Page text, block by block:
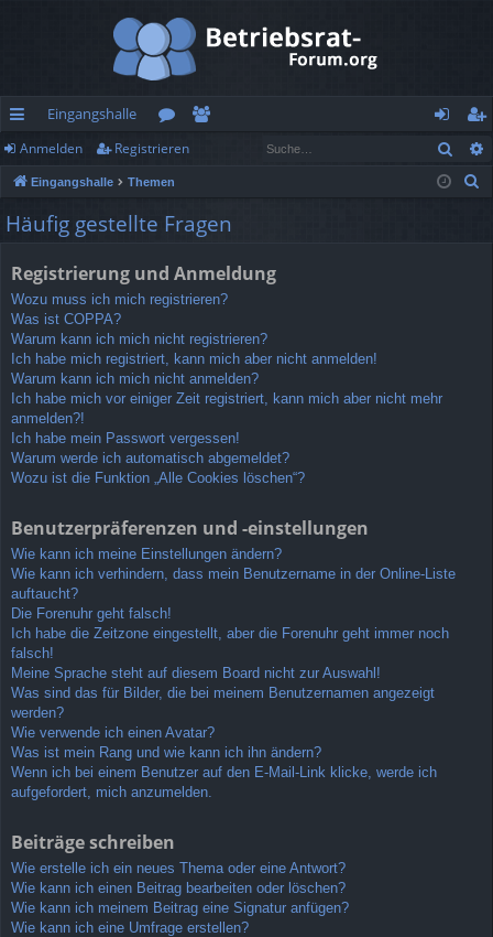
ch
ne
llz
rif
f
Eingangshalle
or
en
de
n
m
eg
ist
Anmelden Registrieren
Eingangshalle Themen
Häufig gestellte Fragen
Registrierung und Anmeldung
Wozu muss ich mich registrieren?
Was ist COPPA?
Warum kann ich mich nicht registrieren?
Ich habe mich registriert, kann mich aber nicht anmelden!
Warum kann ich mich nicht anmelden?
Ich habe mich vor einiger Zeit registriert, kann mich aber nicht mehr
anmelden?!
Ich habe mein Passwort vergessen!
Warum werde ich automatisch abgemeldet?
Wozu ist die Funktion „Alle Cookies löschen“?
Benutzerpräferenzen und -einstellungen
Wie kann ich meine Einstellungen ändern?
Wie kann ich verhindern, dass mein Benutzername in der Online-Liste
auftaucht?
Die Forenuhr geht falsch!
Ich habe die Zeitzone eingestellt, aber die Forenuhr geht immer noch
falsch!
Meine Sprache steht auf diesem Board nicht zur Auswahl!
Was sind das für Bilder, die bei meinem Benutzernamen angezeigt
werden?
Wie verwende ich einen Avatar?
Was ist mein Rang und wie kann ich ihn ändern?
Wenn ich bei einem Benutzer auf den E-Mail-Link klicke, werde ich
aufgefordert, mich anzumelden.
Beiträge schreiben
Wie erstelle ich ein neues Thema oder eine Antwort?
Wie kann ich einen Beitrag bearbeiten oder löschen?
Wie kann ich meinem Beitrag eine Signatur anfügen?
Wie kann ich eine Umfrage erstellen?